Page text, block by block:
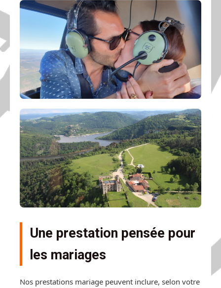
Une prestation pensée pour
les mariages
Nos prestations mariage peuvent inclure, selon votre